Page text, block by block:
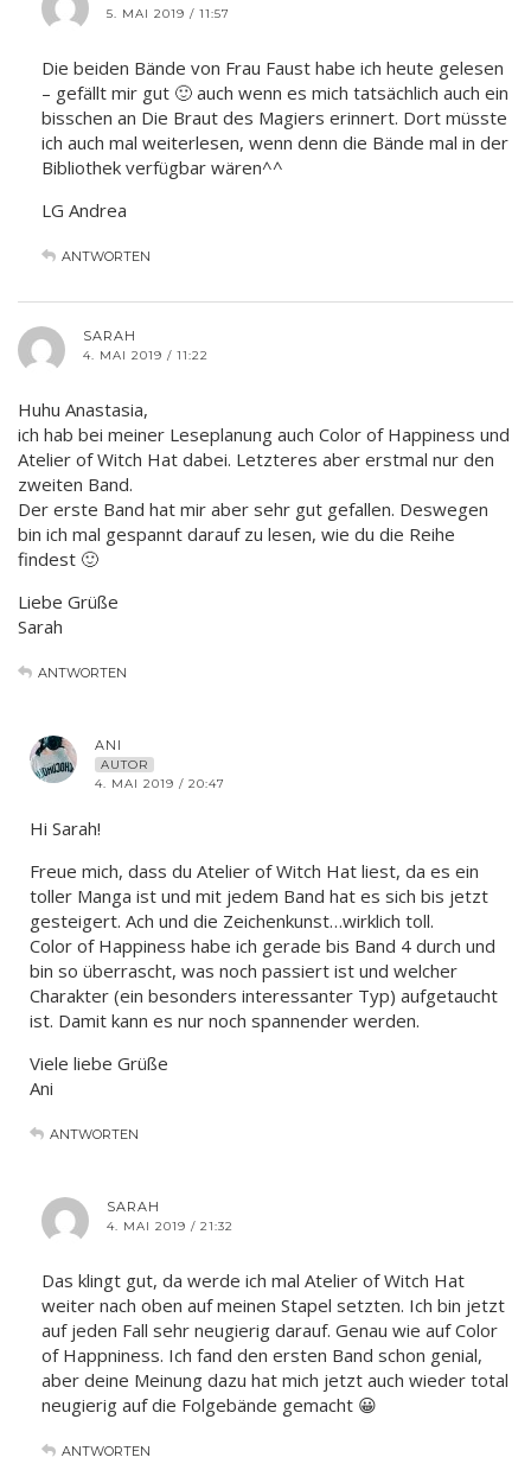
5. MAI 2019 / 11:57
Die beiden Bände von Frau Faust habe ich heute gelesen
– gefällt mir gut 🙂 auch wenn es mich tatsächlich auch ein
bisschen an Die Braut des Magiers erinnert. Dort müsste
ich auch mal weiterlesen, wenn denn die Bände mal in der
Bibliothek verfügbar wären^^
LG Andrea
ANTWORTEN
SARAH
4. MAI 2019 / 11:22
Huhu Anastasia,
ich hab bei meiner Leseplanung auch Color of Happiness und
Atelier of Witch Hat dabei. Letzteres aber erstmal nur den
zweiten Band.
Der erste Band hat mir aber sehr gut gefallen. Deswegen
bin ich mal gespannt darauf zu lesen, wie du die Reihe
findest 🙂
Liebe Grüße
Sarah
ANTWORTEN
ANI
AUTOR
4. MAI 2019 / 20:47
Hi Sarah!
Freue mich, dass du Atelier of Witch Hat liest, da es ein
toller Manga ist und mit jedem Band hat es sich bis jetzt
gesteigert. Ach und die Zeichenkunst…wirklich toll.
Color of Happiness habe ich gerade bis Band 4 durch und
bin so überrascht, was noch passiert ist und welcher
Charakter (ein besonders interessanter Typ) aufgetaucht
ist. Damit kann es nur noch spannender werden.
Viele liebe Grüße
Ani
ANTWORTEN
SARAH
4. MAI 2019 / 21:32
Das klingt gut, da werde ich mal Atelier of Witch Hat
weiter nach oben auf meinen Stapel setzten. Ich bin jetzt
auf jeden Fall sehr neugierig darauf. Genau wie auf Color
of Happniness. Ich fand den ersten Band schon genial,
aber deine Meinung dazu hat mich jetzt auch wieder total
neugierig auf die Folgebände gemacht 😀
ANTWORTEN